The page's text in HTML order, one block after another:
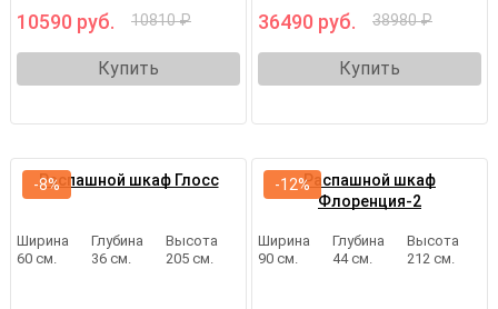
10590 руб. 10810 ₽
Купить
36490 руб. 38980 ₽
Купить
Распашной шкаф Глосс
Ширина
60 см.
Глубина
36 см.
Высота
205 см.
-8%
Распашной шкаф
Флоренция-2
Ширина
90 см.
Глубина
44 см.
Высота
212 см.
-12%